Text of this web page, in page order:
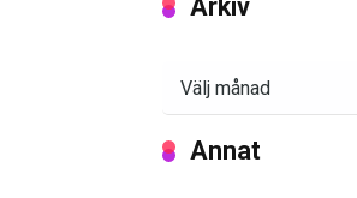
Arkiv
Annat